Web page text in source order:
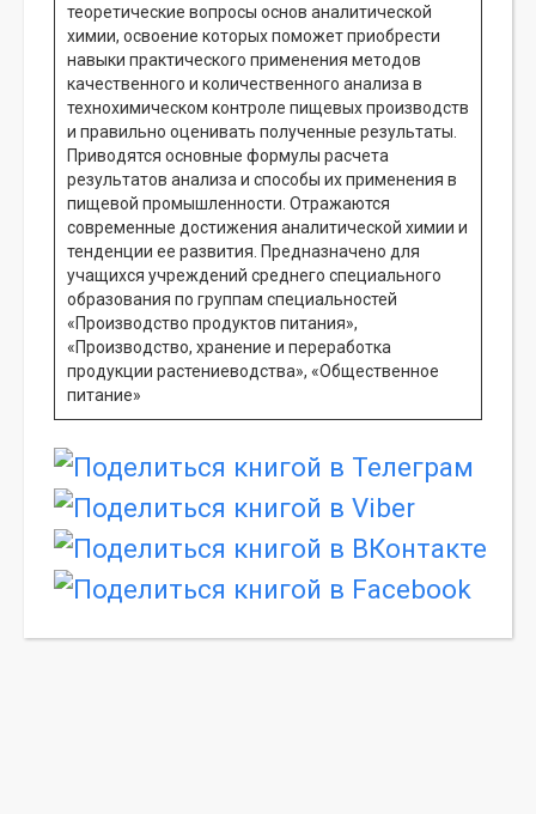
теоретические вопросы основ аналитической
химии, освоение которых поможет приобрести
навыки практического применения методов
качественного и количественного анализа в
технохимическом контроле пищевых производств
и правильно оценивать полученные результаты.
Приводятся основные формулы расчета
результатов анализа и способы их применения в
пищевой промышленности. Отражаются
современные достижения аналитической химии и
тенденции ее развития. Предназначено для
учащихся учреждений среднего специального
образования по группам специальностей
«Производство продуктов питания»,
«Производство, хранение и переработка
продукции растениеводства», «Общественное
питание»